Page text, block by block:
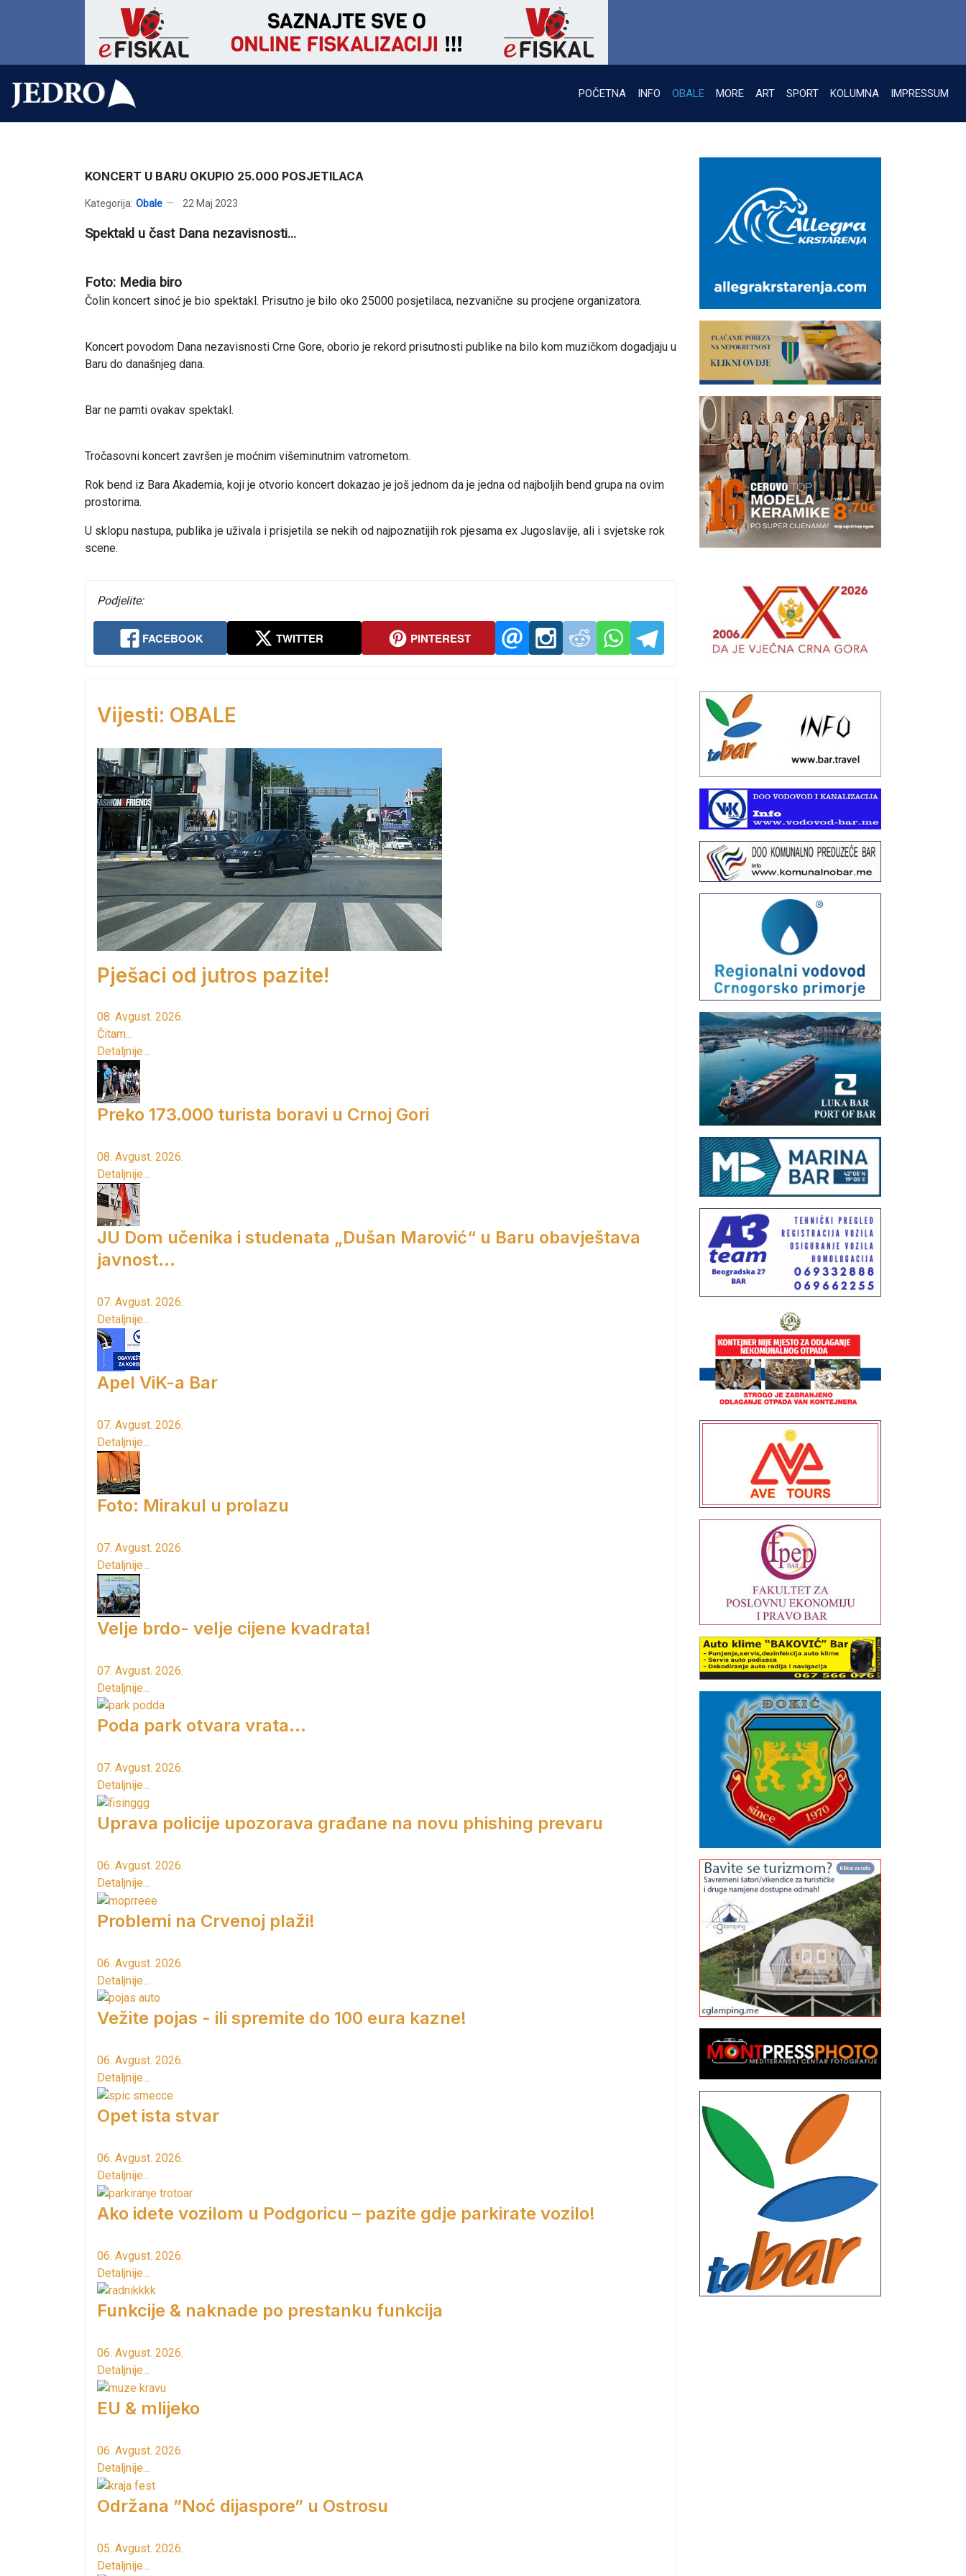
POČETNA INFO OBALE MORE ART SPORT KOLUMNA IMPRESSUM
KONCERT U BARU OKUPIO 25.000 POSJETILACA
Kategorija: Obale 22 Maj 2023
Spektakl u čast Dana nezavisnosti...
Foto: Media biro
Čolin koncert sinoć je bio spektakl. Prisutno je bilo oko 25000 posjetilaca, nezvanične su procjene organizatora.
Koncert povodom Dana nezavisnosti Crne Gore, oborio je rekord prisutnosti publike na bilo kom muzičkom dogadjaju u
Baru do današnjeg dana.
Bar ne pamti ovakav spektakl.
Tročasovni koncert završen je moćnim višeminutnim vatrometom.
Rok bend iz Bara Akademia, koji je otvorio koncert dokazao je još jednom da je jedna od najboljih bend grupa na ovim
prostorima.
U sklopu nastupa, publika je uživala i prisjetila se nekih od najpoznatijih rok pjesama ex Jugoslavije, ali i svjetske rok
scene.
Podjelite:
FACEBOOK TWITTER PINTEREST
Vijesti: OBALE
Pješaci od jutros pazite!
08. Avgust. 2026.
Čitam...
Detaljnije...
Preko 173.000 turista boravi u Crnoj Gori
08. Avgust. 2026.
Detaljnije...
JU Dom učenika i studenata „Dušan Marović“ u Baru obavještava
javnost...
07. Avgust. 2026.
Detaljnije...
Apel ViK-a Bar
07. Avgust. 2026.
Detaljnije...
Foto: Mirakul u prolazu
07. Avgust. 2026.
Detaljnije...
Velje brdo- velje cijene kvadrata!
07. Avgust. 2026.
Detaljnije...
Poda park otvara vrata...
07. Avgust. 2026.
Detaljnije...
Uprava policije upozorava građane na novu phishing prevaru
06. Avgust. 2026.
Detaljnije...
Problemi na Crvenoj plaži!
06. Avgust. 2026.
Detaljnije...
Vežite pojas - ili spremite do 100 eura kazne!
06. Avgust. 2026.
Detaljnije...
Opet ista stvar
06. Avgust. 2026.
Detaljnije...
Ako idete vozilom u Podgoricu – pazite gdje parkirate vozilo!
06. Avgust. 2026.
Detaljnije...
Funkcije & naknade po prestanku funkcija
06. Avgust. 2026.
Detaljnije...
EU & mlijeko
06. Avgust. 2026.
Detaljnije...
Održana ”Noć dijaspore” u Ostrosu
05. Avgust. 2026.
Detaljnije...